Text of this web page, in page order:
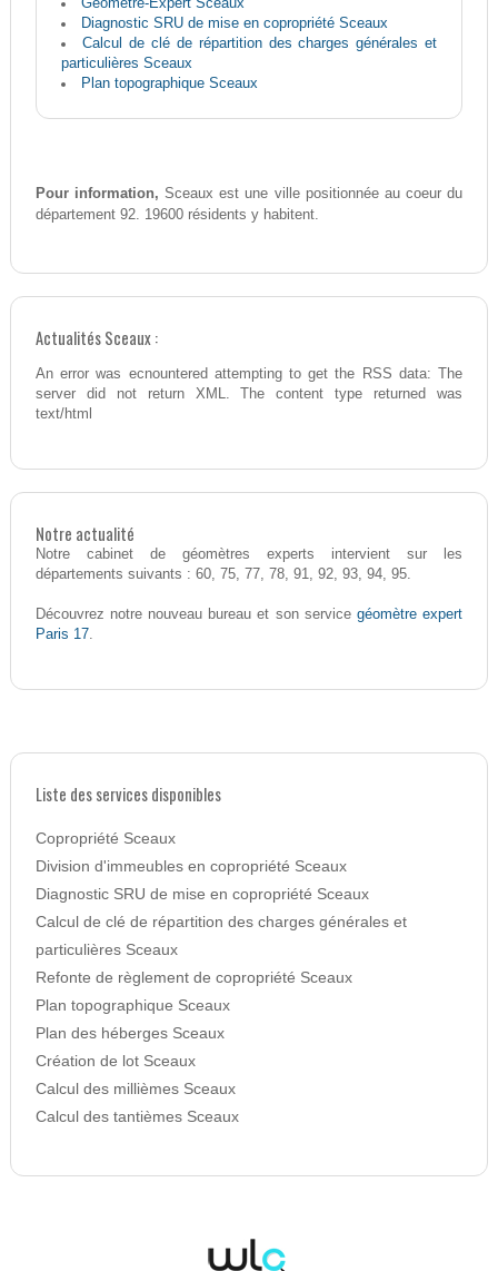
Diagnostic SRU de mise en copropriété Sceaux
Calcul de clé de répartition des charges générales et
particulières Sceaux
Plan topographique Sceaux
Pour information, Sceaux est une ville positionnée au coeur du
département 92. 19600 résidents y habitent.
Actualités Sceaux :
An error was ecnountered attempting to get the RSS data: The
server did not return XML. The content type returned was
text/html
Notre actualité
Notre cabinet de géomètres experts intervient sur les
départements suivants : 60, 75, 77, 78, 91, 92, 93, 94, 95.
Découvrez notre nouveau bureau et son service géomètre expert
Paris 17.
Liste des services disponibles
Copropriété Sceaux
Division d'immeubles en copropriété Sceaux
Diagnostic SRU de mise en copropriété Sceaux
Calcul de clé de répartition des charges générales et
particulières Sceaux
Refonte de règlement de copropriété Sceaux
Plan topographique Sceaux
Plan des héberges Sceaux
Création de lot Sceaux
Calcul des millièmes Sceaux
Calcul des tantièmes Sceaux